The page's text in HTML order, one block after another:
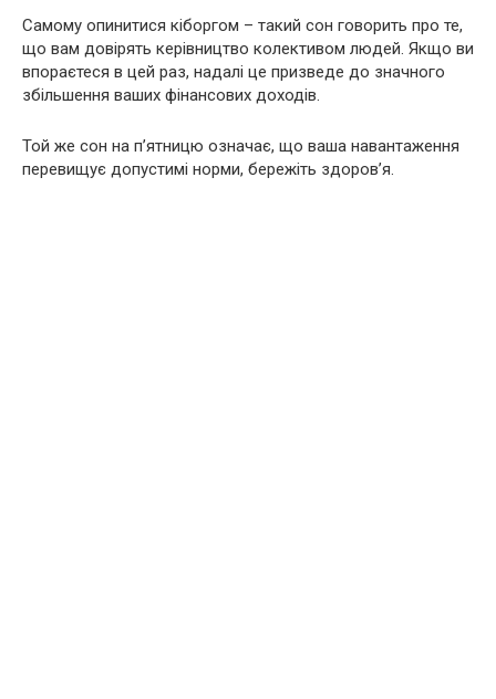
Самому опинитися кіборгом – такий сон говорить про те,
що вам довірять керівництво колективом людей. Якщо ви
впораєтеся в цей раз, надалі це призведе до значного
збільшення ваших фінансових доходів.
Той же сон на п’ятницю означає, що ваша навантаження
перевищує допустимі норми, бережіть здоров’я.